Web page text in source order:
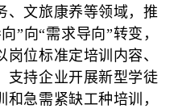
、文旅康养等领域，推
”向“需求导向”转变，
位标准定培训内容、
支持企业开展新型学徒
急需紧缺工种培训，